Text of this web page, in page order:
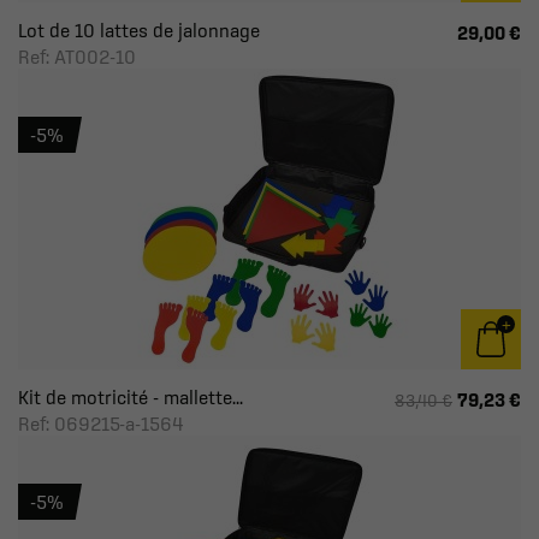
Lot de 10 lattes de jalonnage
Ref: AT002-10
29,00 €
Kit de motricité - mallette...
Ref: 069215-a-1564
83,40 € 79,23 €
-5%
-5%